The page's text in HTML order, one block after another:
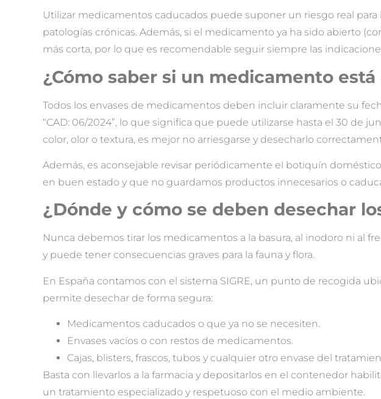
Utilizar medicamentos caducados puede suponer un riesgo real
patologías crónicas. Además, si el medicamento ya ha sido abierto
más corta, por lo que es recomendable seguir siempre las
¿Cómo saber si un medicamento está
Todos los envases de medicamentos deben incluir claramente su
“CAD: 06/2024”, lo que significa que puede utilizarse hasta el 30 de
color, olor o textura, es mejor no arriesgarse y desecharlo
Además, es aconsejable revisar periódicamente el botiquín
en buen estado y que no guardamos productos innecesarios o
¿Dónde y cómo se deben desechar
Nunca debemos tirar los medicamentos a la basura, al inodoro ni al
y puede tener consecuencias graves para la fauna y flora.
En España contamos con el sistema SIGRE, un punto de recogida
permite desechar de forma segura:
Medicamentos caducados o que ya no se necesiten.
Envases vacíos o con restos de medicamentos.
Cajas, blisters, frascos, tubos y cualquier otro envase del
Basta con llevarlos a la farmacia y depositarlos en el contenedor
un tratamiento especializado y respetuoso con el medio ambiente.